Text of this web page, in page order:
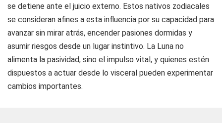
se detiene ante el juicio externo. Estos nativos zodiacales
se consideran afines a esta influencia por su capacidad para
avanzar sin mirar atrás, encender pasiones dormidas y
asumir riesgos desde un lugar instintivo. La Luna no
alimenta la pasividad, sino el impulso vital, y quienes estén
dispuestos a actuar desde lo visceral pueden experimentar
cambios importantes.